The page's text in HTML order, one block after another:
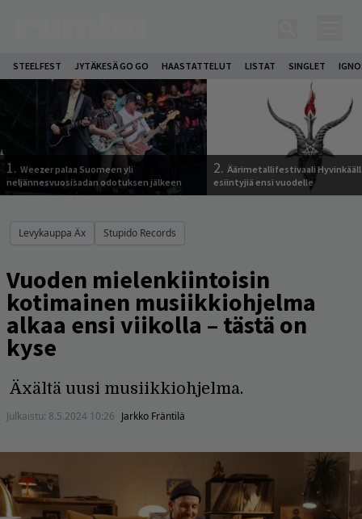
STEELFEST JYTÄKESÄ GO GO HAASTATTELUT LISTAT SINGLET
1. Weezer palaa Suomeen yli
neljännesvuosisadan odotuksen jälkeen
2. Äärimetallifestivaali
esiintyjiä ensi vuodelle
Levykauppa Äx Stupido Records
Vuoden mielenkiintoisin
kotimainen musiikkiohjelma
alkaa ensi viikolla – tästä on
kyse
Äxältä uusi musiikkiohjelma.
Julkaistu: 8.5.2024 10:26 Jarkko Fräntilä